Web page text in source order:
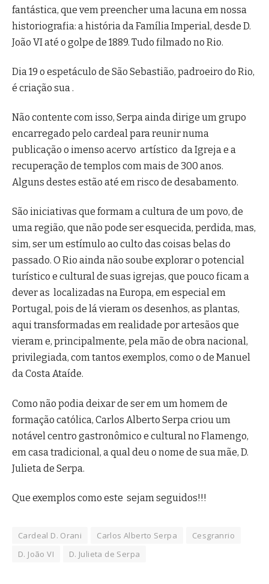
fantástica, que vem preencher uma lacuna em nossa
historiografia: a história da Família Imperial, desde D.
João VI até o golpe de 1889. Tudo filmado no Rio.
Dia 19 o espetáculo de São Sebastião, padroeiro do Rio,
é criação sua .
Não contente com isso, Serpa ainda dirige um grupo
encarregado pelo cardeal para reunir numa
publicação o imenso acervo artístico da Igreja e a
recuperação de templos com mais de 300 anos.
Alguns destes estão até em risco de desabamento.
São iniciativas que formam a cultura de um povo, de
uma região, que não pode ser esquecida, perdida, mas,
sim, ser um estímulo ao culto das coisas belas do
passado. O Rio ainda não soube explorar o potencial
turístico e cultural de suas igrejas, que pouco ficam a
dever as localizadas na Europa, em especial em
Portugal, pois de lá vieram os desenhos, as plantas,
aqui transformadas em realidade por artesãos que
vieram e, principalmente, pela mão de obra nacional,
privilegiada, com tantos exemplos, como o de Manuel
da Costa Ataíde.
Como não podia deixar de ser em um homem de
formação católica, Carlos Alberto Serpa criou um
notável centro gastronômico e cultural no Flamengo,
em casa tradicional, a qual deu o nome de sua mãe, D.
Julieta de Serpa.
Que exemplos como este sejam seguidos!!!
Cardeal D. Orani Carlos Alberto Serpa
Cesgranrio
D. João VI
D. Julieta de Serpa